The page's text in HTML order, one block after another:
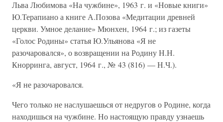
Льва Любимова «На чужбине», 1963 г. и «Новые книги»
Ю.Терапиано а книге А.Позова «Медитации древней
церкви. Умное делание» Мюнхен, 1964 г.; из газеты
«Голос Родины» статья Ю.Ульянова «Я не
разочаровался», о возвращении на Родину Н.Н.
Кнорринга, август, 1964 г., № 43 (816) — Н.Ч.).
«Я не разочаровался.
Чего только не наслушаешься от недругов о Родине, когда
находишься на чужбине. Но настоящую правду узнаешь